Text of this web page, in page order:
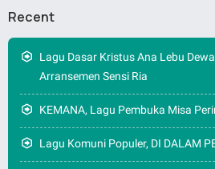
Recent
Lagu Dasar Kristus Ana Lebu
Arransemen Sensi Ria
KEMANA, Lagu Pembuka Misa
Lagu Komuni Populer, DI DALAM